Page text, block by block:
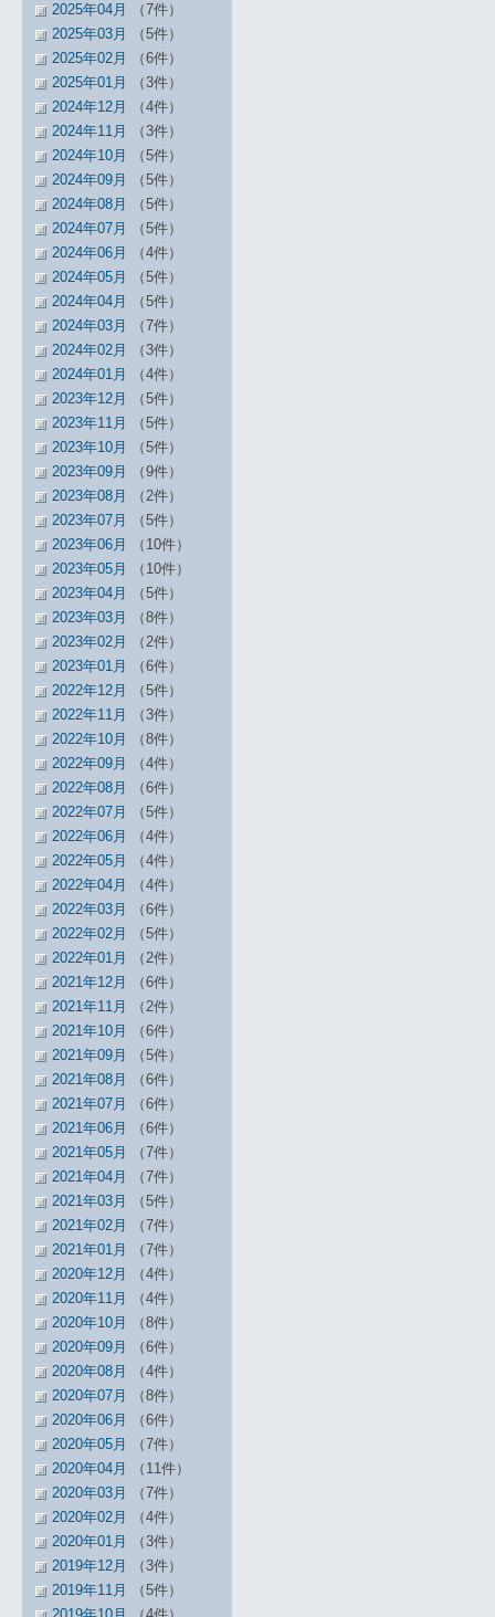
2025年04月
（7件）
2025年03月
（5件）
2025年02月
（6件）
2025年01月
（3件）
2024年12月
（4件）
2024年11月
（3件）
2024年10月
（5件）
2024年09月
（5件）
2024年08月
（5件）
2024年07月
（5件）
2024年06月
（4件）
2024年05月
（5件）
2024年04月
（5件）
2024年03月
（7件）
2024年02月
（3件）
2024年01月
（4件）
2023年12月
（5件）
2023年11月
（5件）
2023年10月
（5件）
2023年09月
（9件）
2023年08月
（2件）
2023年07月
（5件）
2023年06月
（10件）
2023年05月
（10件）
2023年04月
（5件）
2023年03月
（8件）
2023年02月
（2件）
2023年01月
（6件）
2022年12月
（5件）
2022年11月
（3件）
2022年10月
（8件）
2022年09月
（4件）
2022年08月
（6件）
2022年07月
（5件）
2022年06月
（4件）
2022年05月
（4件）
2022年04月
（4件）
2022年03月
（6件）
2022年02月
（5件）
2022年01月
（2件）
2021年12月
（6件）
2021年11月
（2件）
2021年10月
（6件）
2021年09月
（5件）
2021年08月
（6件）
2021年07月
（6件）
2021年06月
（6件）
2021年05月
（7件）
2021年04月
（7件）
2021年03月
（5件）
2021年02月
（7件）
2021年01月
（7件）
2020年12月
（4件）
2020年11月
（4件）
2020年10月
（8件）
2020年09月
（6件）
2020年08月
（4件）
2020年07月
（8件）
2020年06月
（6件）
2020年05月
（7件）
2020年04月
（11件）
2020年03月
（7件）
2020年02月
（4件）
2020年01月
（3件）
2019年12月
（3件）
2019年11月
（5件）